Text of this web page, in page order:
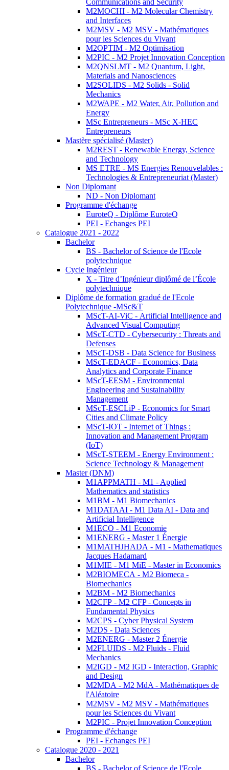
Communications and Security
M2MOCHI - M2 Molecular Chemistry
and Interfaces
M2MSV - M2 MSV - Mathématiques
pour les Sciences du Vivant
M2OPTIM - M2 Optimisation
M2PIC - M2 Projet Innovation Conception
M2QNSLMT - M2 Quantum, Light,
Materials and Nanosciences
M2SOLIDS - M2 Solids - Solid
Mechanics
M2WAPE - M2 Water, Air, Pollution and
Energy
MSc Entrepreneurs - MSc X-HEC
Entrepreneurs
Mastère spécialisé (Master)
M2REST - Renewable Energy, Science
and Technology
MS ETRE - MS Energies Renouvelables :
Technologies & Entrepreneuriat (Master)
Non Diplomant
ND - Non Diplomant
Programme d'échange
EuroteQ - Diplôme EuroteQ
PEI - Echanges PEI
Catalogue 2021 - 2022
Bachelor
BS - Bachelor of Science de l'Ecole
polytechnique
Cycle Ingénieur
X - Titre d’Ingénieur diplômé de l’École
polytechnique
Diplôme de formation gradué de l'Ecole
Polytechnique -MSc&T
MScT-AI-ViC - Artificial Intelligence and
Advanced Visual Computing
MScT-CTD - Cybersecurity : Threats and
Defenses
MScT-DSB - Data Science for Business
MScT-EDACF - Economics, Data
Analytics and Corporate Finance
MScT-EESM - Environmental
Engineering and Sustainability
Management
MScT-ESCLiP - Economics for Smart
Cities and Climate Policy
MScT-IOT - Internet of Things :
Innovation and Management Program
(IoT)
MScT-STEEM - Energy Environment :
Science Technology & Management
Master (DNM)
M1APPMATH - M1 - Applied
Mathematics and statistics
M1BM - M1 Biomechanics
M1DATAAI - M1 Data AI - Data and
Artificial Intelligence
M1ECO - M1 Economie
M1ENERG - Master 1 Énergie
M1MATHJHADA - M1 - Mathematiques
Jacques Hadamard
M1MIE - M1 MiE - Master in Economics
M2BIOMECA - M2 Biomeca -
Biomechanics
M2BM - M2 Biomechanics
M2CFP - M2 CFP - Concepts in
Fundamental Physics
M2CPS - Cyber Physical System
M2DS - Data Sciences
M2ENERG - Master 2 Énergie
M2FLUIDS - M2 Fluids - Fluid
Mechanics
M2IGD - M2 IGD - Interaction, Graphic
and Design
M2MDA - M2 MdA - Mathématiques de
l'Aléatoire
M2MSV - M2 MSV - Mathématiques
pour les Sciences du Vivant
M2PIC - Projet Innovation Conception
Programme d'échange
PEI - Echanges PEI
Catalogue 2020 - 2021
Bachelor
BS - Bachelor of Science de l'Ecole